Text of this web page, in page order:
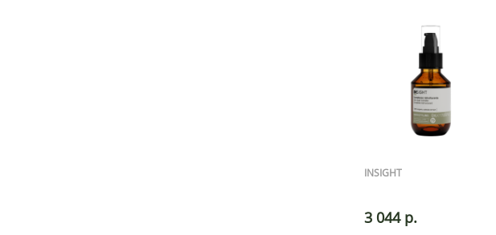
INSIGHT
3 044 р.